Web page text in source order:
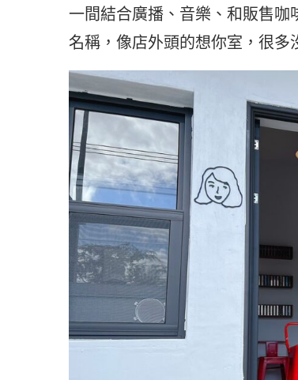
一間結合廣播、音樂、和販售
名稱，像店外頭的想你室，很多